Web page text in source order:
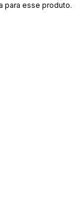
para esse produto.